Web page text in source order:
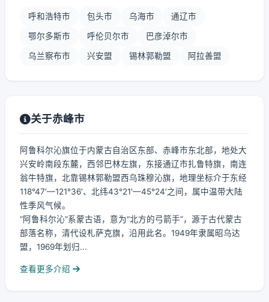
呼和浩特市 包头市 乌海市 通辽市
鄂尔多斯市 呼伦贝尔市 巴彦淖尔市
乌兰察布市 兴安盟 锡林郭勒盟 阿拉善盟
关于赤峰市
阿鲁科尔沁旗位于内蒙古自治区东部、赤峰市东北部，地处大
兴安岭南段东麓，西邻巴林左旗，东接通辽市扎鲁特旗，南连
翁牛特旗，北靠锡林郭勒盟西乌珠穆沁旗，地理坐标介于东经
118°47′—121°36′、北纬43°21′—45°24′之间，属中温带大陆
性季风气候。
“阿鲁科尔沁”系蒙古语，意为“北方的弓箭手”，源于古代蒙古
部落名称，清代设札萨克旗，沿用此名。1949年隶属昭乌达
盟，1969年划归...
查看更多介绍